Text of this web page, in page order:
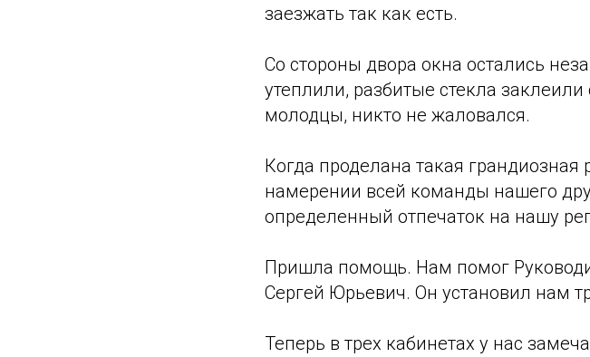
заезжать так как есть.
Со стороны двора окна остались
утеплили, разбитые стекла
молодцы, никто не жаловался.
Когда проделана такая грандиозная
намерении всей команды нашего
определенный отпечаток на нашу
Пришла помощь. Нам помог
Сергей Юрьевич. Он установил нам
Теперь в трех кабинетах у нас